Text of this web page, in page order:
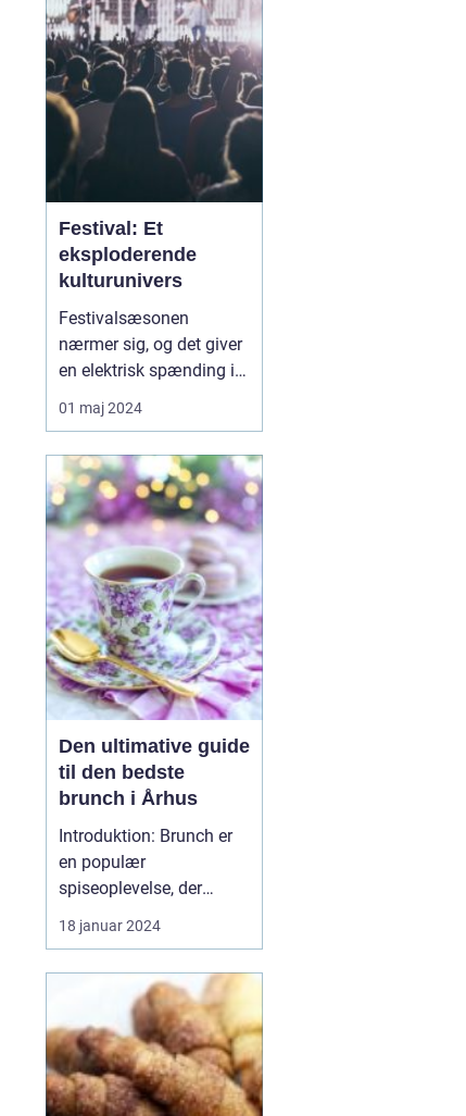
jagtoplevels.05
november 2024
Festival: Et
eksploderende
kulturunivers
Festivalsæsonen
nærmer sig, og det giver
en elektrisk spænding i
luften hos musikelskere,
kulturdyrkere og
Festivalen er nemlig
blevet et
kæmpemæssigt
fænomen, hvor hver en
note og hvert et
glitterkast er en del af en
større fort...
01 maj 2024
Den ultimative guide
til den bedste
brunch i Århus
Introduktion: Brunch er
en populær
spiseoplevelse, der
kombinerer det bedste
fra morgenmad og
vi udforske Århus'
bedste brunchsteder og
give dig en dybdegående
indsigt i, hvad der gør
dem til favoritter blandt
18 januar 2024